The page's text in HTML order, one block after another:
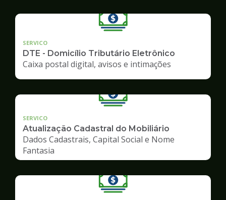
SERVICO
DTE - Domicílio Tributário Eletrônico
Caixa postal digital, avisos e intimações
SERVICO
Atualização Cadastral do Mobiliário
Dados Cadastrais, Capital Social e Nome
Fantasia